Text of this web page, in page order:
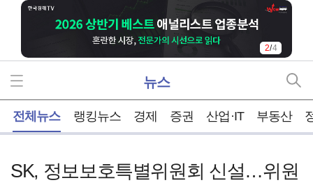
3/4
뉴스
전체뉴스 랭킹뉴스 경제 증권 산업·IT 부동산
SK, 정보보호특별위원회 신설…위원